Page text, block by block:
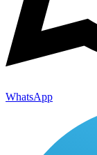
WhatsApp